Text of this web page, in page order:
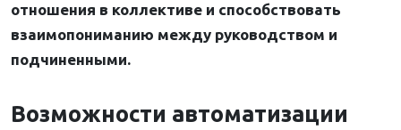
отношения в коллективе и способствовать
взаимопониманию между руководством и
подчиненными.
Возможности автоматизации